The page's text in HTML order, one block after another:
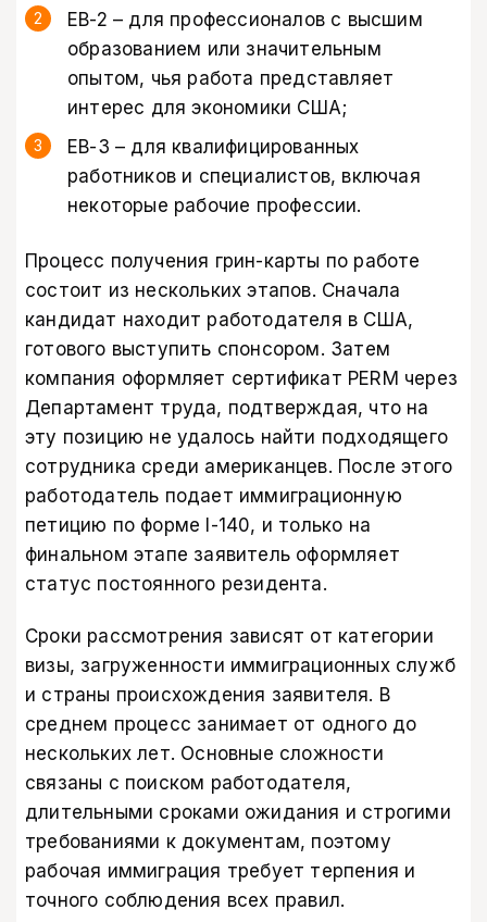
EB-2 – для профессионалов с высшим
образованием или значительным
опытом, чья работа представляет
интерес для экономики США;
EB-3 – для квалифицированных
работников и специалистов, включая
некоторые рабочие профессии.
Процесс получения грин-карты по работе
состоит из нескольких этапов. Сначала
кандидат находит работодателя в США,
готового выступить спонсором. Затем
компания оформляет сертификат PERM через
Департамент труда, подтверждая, что на
эту позицию не удалось найти подходящего
сотрудника среди американцев. После этого
работодатель подает иммиграционную
петицию по форме I-140, и только на
финальном этапе заявитель оформляет
статус постоянного резидента.
Сроки рассмотрения зависят от категории
визы, загруженности иммиграционных служб
и страны происхождения заявителя. В
среднем процесс занимает от одного до
нескольких лет. Основные сложности
связаны с поиском работодателя,
длительными сроками ожидания и строгими
требованиями к документам, поэтому
рабочая иммиграция требует терпения и
точного соблюдения всех правил.